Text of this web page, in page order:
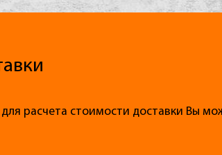
расчета стоимости доставки Вы